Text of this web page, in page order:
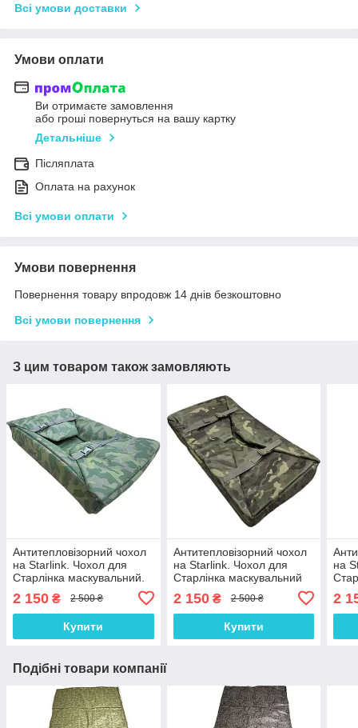
Всі умови доставки
Умови оплати
Ви отримаєте замовлення
або гроші повернуться на вашу картку
Детальніше
Післяплата
Оплата на рахунок
Всі умови оплати
Умови повернення
Повернення товару впродовж 14 днів безкоштовно
Всі умови повернення
З цим товаром також замовляють
Антитепловізорний чохол
на Starlink. Чохол для
Старлінка маскувальний.
2 150 ₴ 2 500 ₴
Купити
Антитепловізорний чохол
на Starlink. Чохол для
Старлінка маскувальний
2 150₴ 2 500 ₴
Купити
на
2
Подібні товари компанії